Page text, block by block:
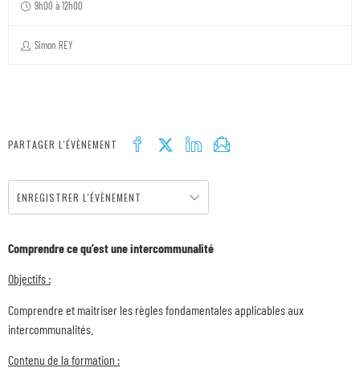
9h00 à 12h00
Simon REY
PARTAGER L'ÉVÈNEMENT
ENREGISTRER L'ÉVÈNEMENT
Comprendre ce qu’est une intercommunalité
Objectifs :
Comprendre et maitriser les règles fondamentales applicables aux
intercommunalités.
Contenu de la formation :